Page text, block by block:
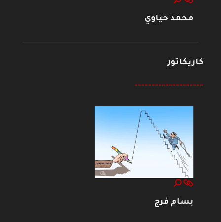
محمد حياوي
كاريكاتور
--------------------
بسام فرج